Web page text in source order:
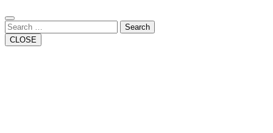
Close
Button
Search
CLOSE